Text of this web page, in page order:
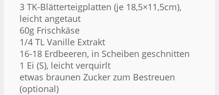
3 TK-Blätterteigplatten (je 18,5×11,5cm),
leicht angetaut
60g Frischkäse
1/4 TL Vanille Extrakt
16-18 Erdbeeren, in Scheiben geschnitten
1 Ei (S), leicht verquirlt
etwas braunen Zucker zum Bestreuen
(optional)